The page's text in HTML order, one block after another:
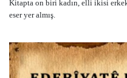
Kitapta on biri kadın, elli ikisi
eser yer almış.